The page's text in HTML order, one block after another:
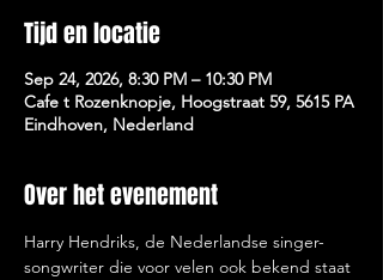
Tijd en locatie
Sep 24, 2026, 8:30 PM – 10:30 PM
Cafe t Rozenknopje, Hoogstraat 59, 5615 PA
Eindhoven, Nederland
Over het evenement
Harry Hendriks, de Nederlandse singer-
songwriter die voor velen ook bekend staat